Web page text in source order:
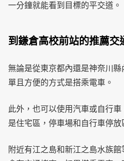
一分鐘就能看到目標的平交道。
到鎌倉高校前站的推薦交
無論是從東京都內還是神奈川
單且方便的方式是搭乘電車。
此外，也可以使用汽車或自行
是住宅區，停車場和自行車停放
附近有江之島和新江之島水族